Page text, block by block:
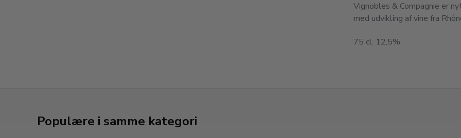
Vignobles & Compagnie er
med udvikling af vine fra
75 cl. 12,5%
Populære i samme kategori